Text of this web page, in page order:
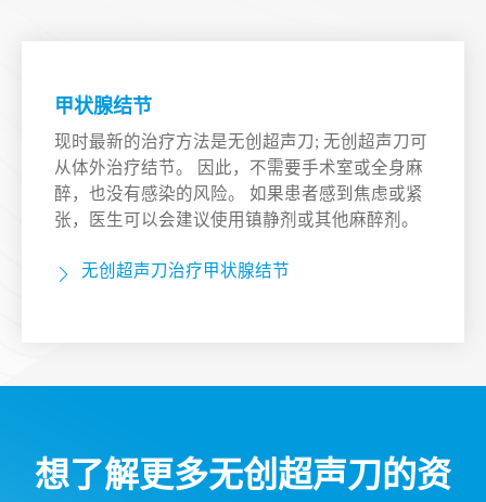
甲状腺结节
现时最新的治疗方法是无创超声刀; 无创超声刀可
从体外治疗结节。 因此，不需要手术室或全身麻
醉，也没有感染的风险。 如果患者感到焦虑或紧
张，医生可以会建议使用镇静剂或其他麻醉剂。
无创超声刀治疗甲状腺结节
想了解更多无创超声刀的资